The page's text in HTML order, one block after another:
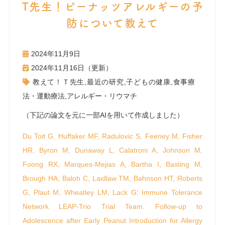
T先生！ピーナッツアレルギーの予
防について教えて
2024年11月9日
2024年11月16日（更新）
教えて！Ｔ先生 最近の研究 子どもの健康 食事療
法・運動療法 アレルギー・リウマチ
（下記の論文を元に一部AIを用いて作成しました）
Du Toit G, Huffaker MF, Radulovic S, Feeney M, Fisher
HR, Byron M, Dunaway L, Calatroni A, Johnson M,
Foong RX, Marques-Mejias A, Bartha I, Basting M,
Brough HA, Baloh C, Laidlaw TM, Bahnson HT, Roberts
G, Plaut M, Wheatley LM, Lack G; Immune Tolerance
Network LEAP-Trio Trial Team. Follow-up to
Adolescence after Early Peanut Introduction for Allergy